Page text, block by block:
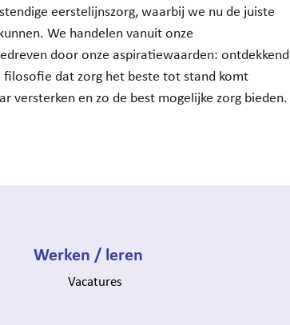
eerstelijnszorg, waarbij we nu de juiste
We handelen vanuit onze
door onze aspiratiewaarden: ontdekkend
dat zorg het beste tot stand komt
versterken en zo de best mogelijke zorg bieden.
Werken / leren
Vacatures